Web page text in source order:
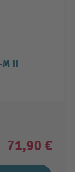
M II
71,90 €